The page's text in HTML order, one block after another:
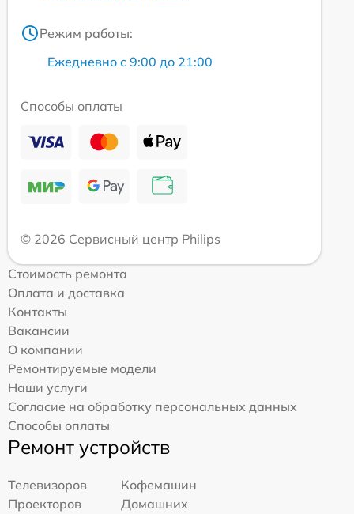
Режим работы:
Ежедневно с 9:00 до 21:00
Способы оплаты
© 2026 Сервисный центр Philips
Стоимость ремонта
Оплата и доставка
Контакты
Вакансии
О компании
Ремонтируемые модели
Наши услуги
Согласие на обработку персональных данных
Способы оплаты
Ремонт устройств
Телевизоров
Кофемашин
Проекторов
Домашних